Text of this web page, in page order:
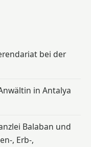
bei der
in Antalya
Balaban und
, Erb-,